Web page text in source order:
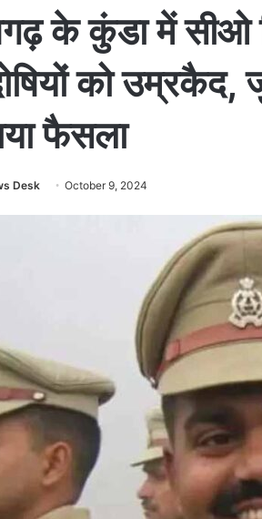
के कुंडा में
को उम्रकैद,
फैसला
Desk October 9, 2024